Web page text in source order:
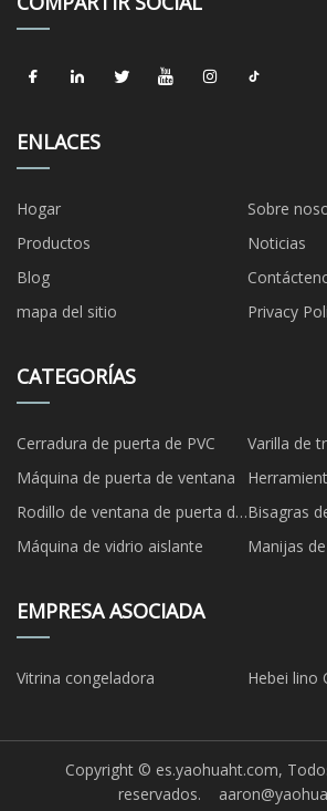
ENLACES
Hogar
Sobre
Productos
Noticias
Blog
mapa del sitio
Privacy
CATEGORÍAS
Cerradura de puerta de PVC
Varilla de
Máquina de puerta de ventana
puertas y
Rodillo de ventana de puerta de
UPVC
Bisagras
de UPVC
Máquina de vidrio aislante
Manijas
EMPRESA ASOCIADA
Vitrina congeladora
Hebei lino Cableado Co.,
Copyright © es.yaohuaht.com,
reservados.